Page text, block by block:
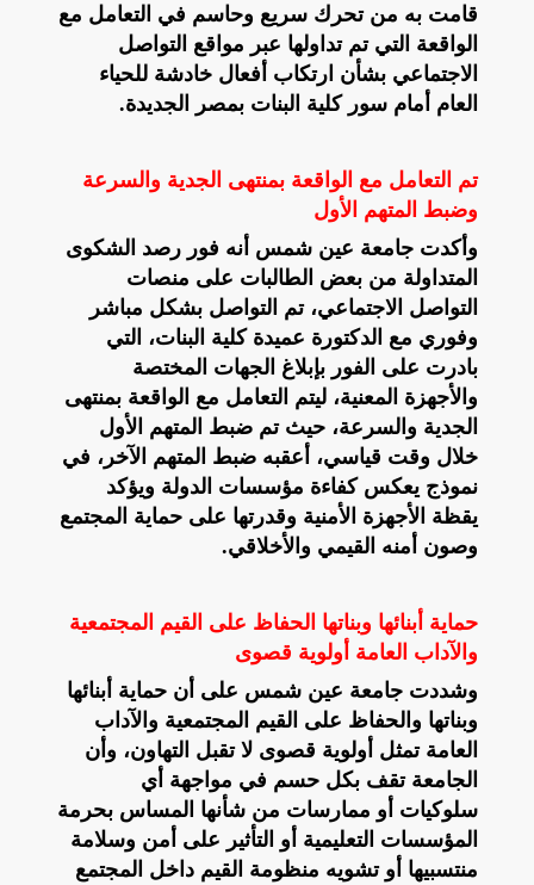
قامت به من تحرك سريع وحاسم في التعامل مع
الواقعة التي تم تداولها عبر مواقع التواصل
الاجتماعي بشأن ارتكاب أفعال خادشة للحياء
العام أمام سور كلية البنات بمصر الجديدة.
تم التعامل مع الواقعة بمنتهى الجدية والسرعة
وضبط المتهم الأول
وأكدت جامعة عين شمس أنه فور رصد الشكوى
المتداولة من بعض الطالبات على منصات
التواصل الاجتماعي، تم التواصل بشكل مباشر
وفوري مع الدكتورة عميدة كلية البنات، التي
بادرت على الفور بإبلاغ الجهات المختصة
والأجهزة المعنية، ليتم التعامل مع الواقعة بمنتهى
الجدية والسرعة، حيث تم ضبط المتهم الأول
خلال وقت قياسي، أعقبه ضبط المتهم الآخر، في
نموذج يعكس كفاءة مؤسسات الدولة ويؤكد
يقظة الأجهزة الأمنية وقدرتها على حماية المجتمع
وصون أمنه القيمي والأخلاقي.
حماية أبنائها وبناتها الحفاظ على القيم المجتمعية
والآداب العامة أولوية قصوى
وشددت جامعة عين شمس على أن حماية أبنائها
وبناتها والحفاظ على القيم المجتمعية والآداب
العامة تمثل أولوية قصوى لا تقبل التهاون، وأن
الجامعة تقف بكل حسم في مواجهة أي
سلوكيات أو ممارسات من شأنها المساس بحرمة
المؤسسات التعليمية أو التأثير على أمن وسلامة
منتسبيها أو تشويه منظومة القيم داخل المجتمع